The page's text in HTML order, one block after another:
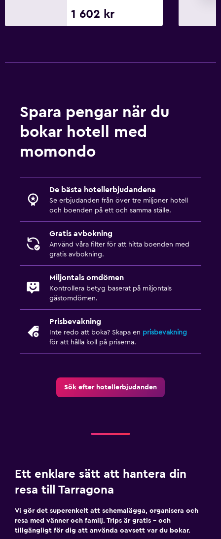
1 602 kr
Spara pengar när du
bokar hotell med
momondo
De bästa hotellerbjudandena
Se erbjudanden från över tre miljoner hotell
och boenden på ett och samma ställe.
Gratis avbokning
Använd våra filter för att hitta boenden med
gratis avbokning.
Miljontals omdömen
Kontrollera betyg baserat på miljontals
gästomdömen.
Prisbevakning
Inte redo att boka? Skapa en prisbevakning
för att hålla koll på priserna.
Sök efter hotellerbjudanden
Ett enklare sätt att hantera din
resa till Tarragona
Vi gör det superenkelt att schemalägga, organisera och
resa med vänner och familj. Trips är gratis – och
tillgängligt för dig att använda oavsett var du bokar.